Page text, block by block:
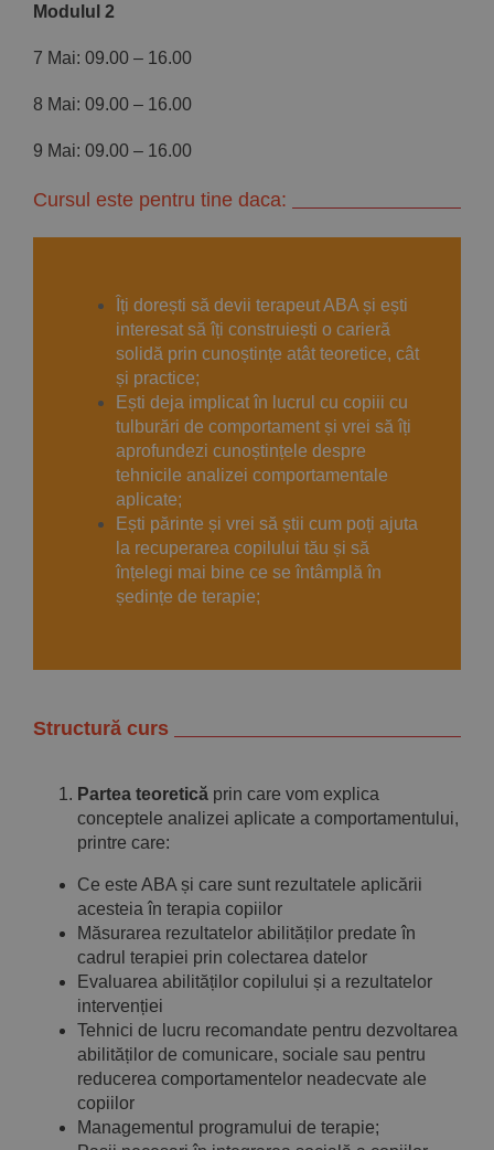
Modulul 2
7 Mai: 09.00 – 16.00
8 Mai: 09.00 – 16.00
9 Mai: 09.00 – 16.00
Cursul este pentru tine daca:
Îți dorești să devii terapeut ABA și ești
interesat să îți construiești o carieră
solidă prin cunoștințe atât teoretice, cât
și practice;
Ești deja implicat în lucrul cu copiii cu
tulburări de comportament și vrei să îți
aprofundezi cunoștințele despre
tehnicile analizei comportamentale
aplicate;
Ești părinte și vrei să știi cum poți ajuta
la recuperarea copilului tău și să
înțelegi mai bine ce se întâmplă în
ședințe de terapie;
Structură curs
Partea teoretică prin care vom explica
conceptele analizei aplicate a comportamentului,
printre care:
Ce este ABA și care sunt rezultatele aplicării
acesteia în terapia copiilor
Măsurarea rezultatelor abilităților predate în
cadrul terapiei prin colectarea datelor
Evaluarea abilităților copilului și a rezultatelor
intervenției
Tehnici de lucru recomandate pentru dezvoltarea
abilităților de comunicare, sociale sau pentru
reducerea comportamentelor neadecvate ale
copiilor
Managementul programului de terapie;